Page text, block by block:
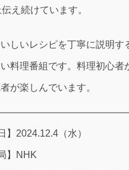
え続けています。
しいレシピを丁寧に説明す
料理番組です。料理初心者
が楽しんでいます。
】2024.12.4（水）
】NHK